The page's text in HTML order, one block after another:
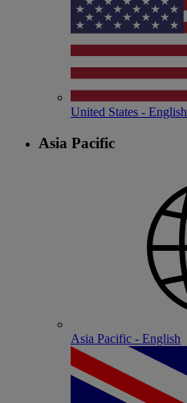
United States - English
Asia Pacific
Asia Pacific - English